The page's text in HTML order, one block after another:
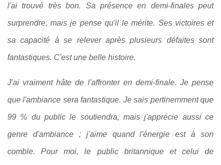
l'ai trouvé très bon. Sa présence en demi-finales peut
surprendre, mais je pense qu'il le mérite. Ses victoires et
sa capacité à se relever après plusieurs défaites sont
fantastiques. C'est une belle histoire.
J'ai vraiment hâte de l'affronter en demi-finale. Je pense
que l'ambiance sera fantastique. Je sais pertinemment que
99 % du public le soutiendra, mais j'apprécie aussi ce
genre d'ambiance ; j'aime quand l'énergie est à son
comble. Pour moi, le public britannique et celui de